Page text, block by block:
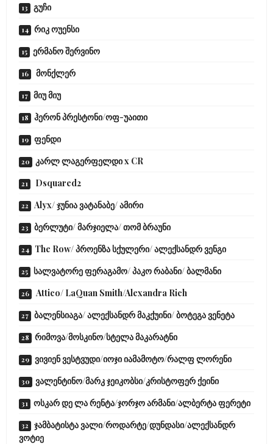
გუჩი
რიკ ოუენსი
ერმანო შერვინო
მონქლერ
მიუ მიუ
ჰერონ პრესტონი/ოფ-უაითი
ფენდი
კარლ ლაგერფელდი x CR
Dsquared2
Alyx/ ჯუნია ვატანაბე/ ამირი
ბერლუტი/ მარჯიელა/ თომ ბრაუნი
The Row/ პროენზა სქულერი/ ალექსანდრ ვენგი
სალვატორე ფერაგამო/ პაკო რაბანი/ ბალმანი
Attico/ LaQuan Smith/Alexandra Rich
ბალენსიაგა/ ალექსანდრ მაკქუინი/ ბოტეგა ვენეტა
რიმოვა/მოსკინო/სტელა მაკარატნი
ვივიენ ვესტვუდი/იოჯი იამამოტო/რალფ ლორენი
ვალენტინო/მარკ ჯეიკობსი/კრისტოფერ ქეინი
ოსკარ დე ლა რენტა/ჯორჯო არმანი/ალბერტა ფერეტი
ჯამბატისტა ვალი/როდარტე/დუნდასი/ალექსანდრ
ვოტიე